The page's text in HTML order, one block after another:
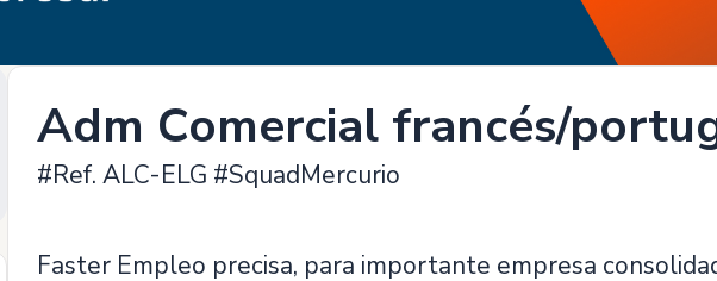
Adm Comercial francés/
#Ref. ALC-ELG #SquadMercurio
Faster Empleo precisa, para importante empresa